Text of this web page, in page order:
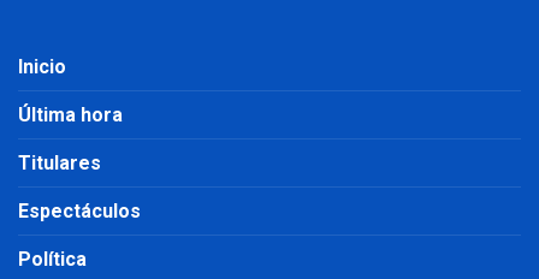
Inicio
Última hora
Titulares
Espectáculos
Política